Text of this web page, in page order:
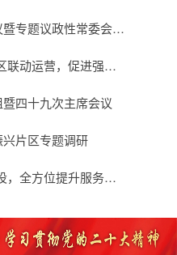
区政协三届十八次常委会会议暨专题议政性常委会会议召开 逯鹰主持...
区政协开展“推进乡村振兴片区联动运营，促进强村富民”专题调研
四十九次主席会议
片区专题调研
区政协开展“加强医保体系建设，全方位提升服务质效”季度协商前期调研